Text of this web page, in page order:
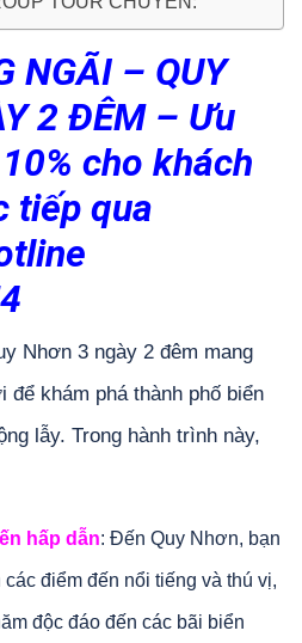
NGÃI – QUY
2 ĐÊM – Ưu
cho khách
tiếp qua
Nhơn 3 ngày 2 đêm mang
để khám phá thành phố biển
lẫy. Trong hành trình này,
hấp dẫn: Đến Quy Nhơn, bạn
điểm đến nổi tiếng và thú vị,
độc đáo đến các bãi biển